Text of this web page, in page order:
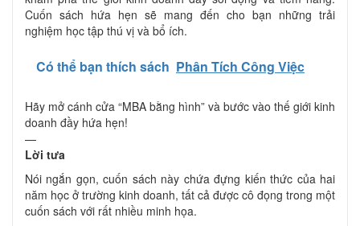
Cuốn sách hứa hẹn sẽ mang đến cho bạn những trải
nghiệm học tập thú vị và bổ ích.
Có thể bạn thích sách Phân Tích Công Việc
Hãy mở cánh cửa “MBA bằng hình” và bước vào thế giới kinh
doanh đầy hứa hẹn!
—
Lời tưa
Nói ngắn gọn, cuốn sách này chứa đựng kiến thức của hai
năm học ở trường kinh doanh, tất cả được cô đọng trong một
cuốn sách với rất nhiều minh họa.